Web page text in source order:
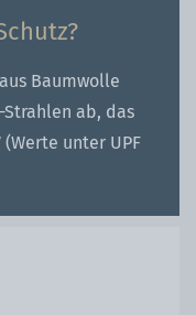
Baumwolle
Strahlen ab, das
unter UPF